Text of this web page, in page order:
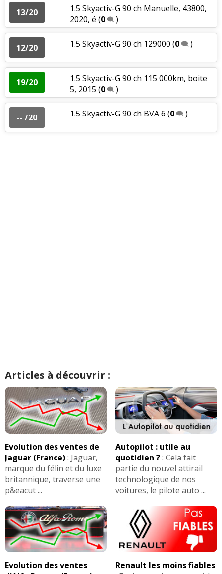
13/20
1.5 Skyactiv-G 90 ch Manuelle, 43800,
2020, é (0 )
12/20 1.5 Skyactiv-G 90 ch 129000 (0 )
19/20
1.5 Skyactiv-G 90 ch 115 000km, boite
5, 2015 (0 )
-- /20 1.5 Skyactiv-G 90 ch BVA 6 (0 )
Articles à découvrir :
Evolution des ventes de
Jaguar (France): Jaguar,
marque du félin et du luxe
britannique, traverse une
p&eacut ...
Autopilot : utile au
quotidien ?: Cela fait
partie du nouvel attirail
technologique de nos
voitures, le pilote auto ...
Evolution des ventes
Renault les moins fiables